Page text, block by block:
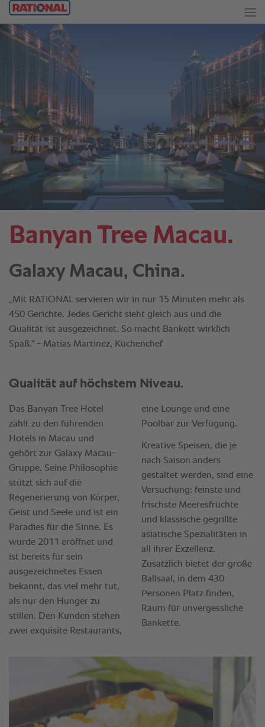
Banyan Tree Macau.
Galaxy Macau, China.
„Mit RATIONAL servieren wir in nur 15 Minuten mehr als
450 Gerichte. Jedes Gericht sieht gleich aus und die
Qualität ist ausgezeichnet. So macht Bankett wirklich
Spaß." - Matias Martinez, Küchenchef